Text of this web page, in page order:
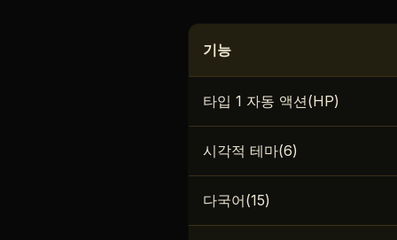
기능
타입 1 자동 액션(HP)
시각적 테마(6)
다국어(15)